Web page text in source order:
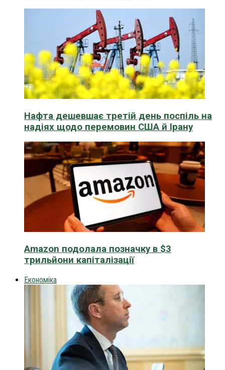
Нафта дешевшає третій день поспіль на
надіях щодо перемовин США й Ірану
Amazon подолала позначку в $3
трильйони капіталізації
Економіка